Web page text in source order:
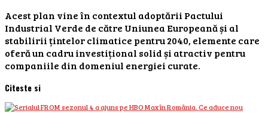
Acest plan vine în contextul adoptării Pactului
Industrial Verde de către Uniunea Europeană și al
stabilirii țintelor climatice pentru 2040, elemente care
oferă un cadru investițional solid și atractiv pentru
companiile din domeniul energiei curate.
Citeste si